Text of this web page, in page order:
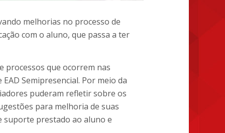
melhorias no processo de
com o aluno, que passa a ter
processos que ocorrem nas
Semipresencial. Por meio da
puderam refletir sobre os
para melhoria de suas
suporte prestado ao aluno e